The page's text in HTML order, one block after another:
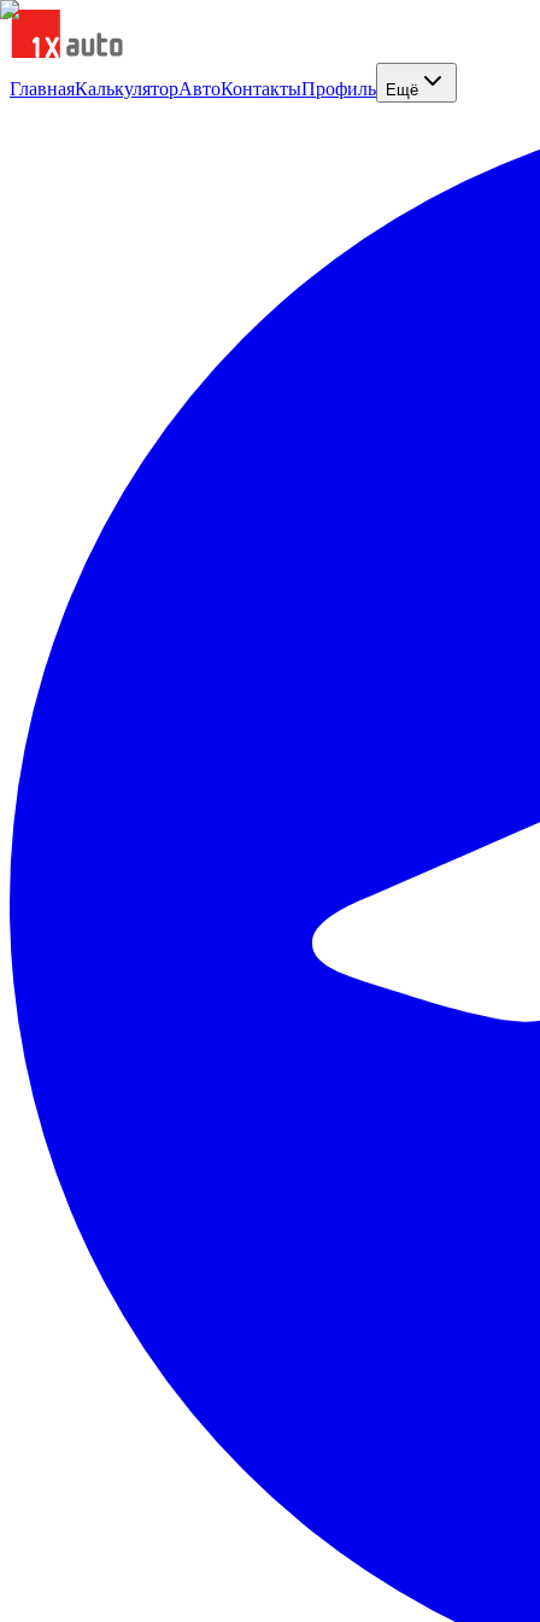
ГлавнаяКалькуляторАвтоКонтактыПрофиль Ещё